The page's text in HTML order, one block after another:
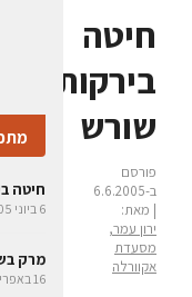
חיטה
בירקות
שורש
פורסם
ב-6.6.2005
| מאת:
ירון עמר,
מסעדת
אקוורלה
חיטה
6 ביוני 2005
מרק
16 באפריל 2009